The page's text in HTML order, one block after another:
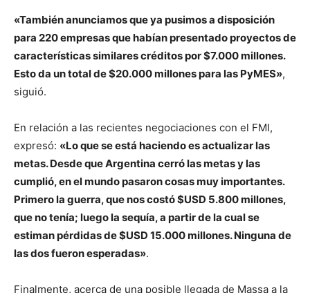
«También anunciamos que ya pusimos a disposición
para 220 empresas que habían presentado proyectos de
características similares créditos por $7.000 millones.
Esto da un total de $20.000 millones para las PyMES»,
siguió.
En relación a las recientes negociaciones con el FMI,
expresó: «Lo que se está haciendo es actualizar las
metas. Desde que Argentina cerró las metas y las
cumplió, en el mundo pasaron cosas muy importantes.
Primero la guerra, que nos costó $USD 5.800 millones,
que no tenía; luego la sequía, a partir de la cual se
estiman pérdidas de $USD 15.000 millones. Ninguna de
las dos fueron esperadas».
Finalmente, acerca de una posible llegada de Massa a la